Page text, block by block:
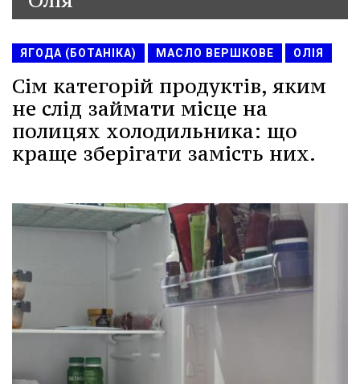
ЯГОДА (БОТАНІКА) МАСЛО ВЕРШКОВЕ ОЛІЯ
Сім категорій продуктів, яким
не слід займати місце на
полицях холодильника: що
краще зберігати замість них.